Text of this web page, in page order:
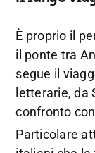
È proprio il
il ponte tra
segue il
letterarie, da
confronto
Particolare